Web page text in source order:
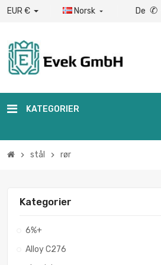
EUR € Norsk  De ✆
KATEGORIER
chevron_right stål chevron_right rør
Kategorier
6%+
Alloy C276